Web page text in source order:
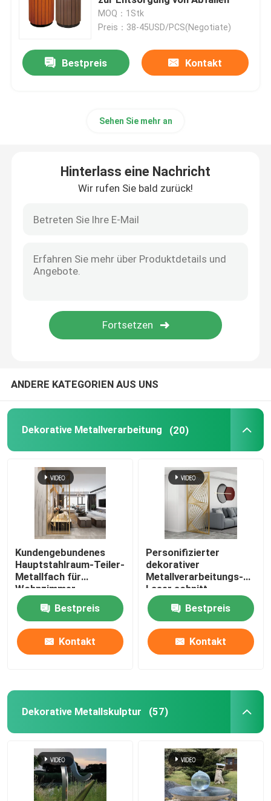
Metallblumenpflanzer
Metallbank für den Außenbereich
Metalldekorregal
Nische aus Edelstahl
Metalltreppengeländer
Dekoratives Tor aus Metall
Metall-Müllkorb
MOQ：1Stk
Preis：38-45USD/PCS(Negotiate)
Bestpreis Kontakt
Sehen Sie mehr an
Hinterlass eine Nachricht
Wir rufen Sie bald zurück!
ANDERE KATEGORIEN AUS UNS
Dekorative Metallverarbeitung (20)
Kundengebundenes
Hauptstahlraum-Teiler-
Metallfach für
Wohnzimmer
Bestpreis
Kontakt
Personifizierter
dekorativer
Metallverarbeitungs-
Laser schnitt
Metallraum-Teiler für
WohnzimmerBestpreis
Kontakt
Dekorative Metallskulptur (57)